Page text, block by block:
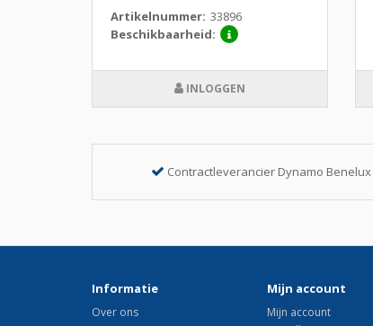
Artikelnummer: 33896
Beschikbaarheid:
INLOGGEN
Contractleverancier Dynamo Benelux
Informatie
Over ons
Mijn account
Mijn account